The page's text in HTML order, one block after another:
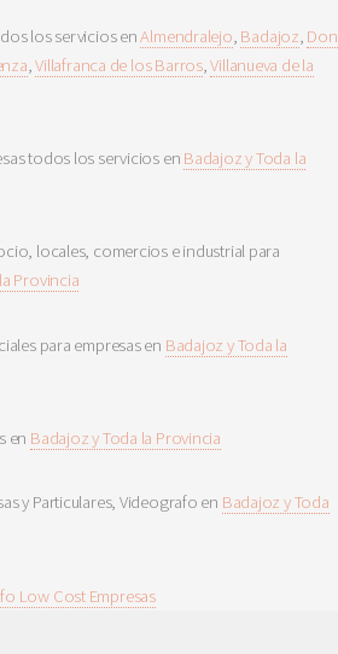
los servicios enAlmendralejo, Badajoz, Don
,Villafranca de los Barros,Villanueva de la
todos los servicios en Badajoz y Toda la
locales, comercios e industrial para
Provincia
para empresas en Badajoz y Toda la
en Badajoz y Toda la Provincia
y Particulares, Videografo en Badajoz y Toda
Low Cost Empresas